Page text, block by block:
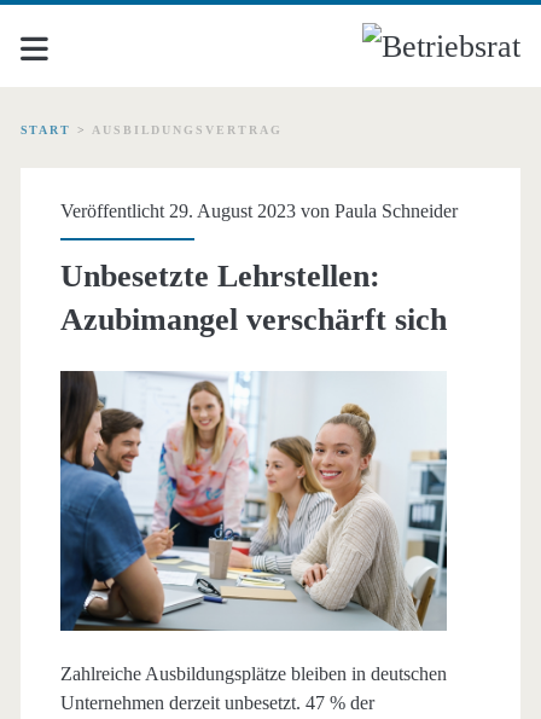
START > AUSBILDUNGSVERTRAG
Schlagwort:
Veröffentlicht 29. August 2023 von Paula Schneider
Unbesetzte Lehrstellen:
Azubimangel verschärft sich
Zahlreiche Ausbildungsplätze bleiben in deutschen
Unternehmen derzeit unbesetzt. 47 % der